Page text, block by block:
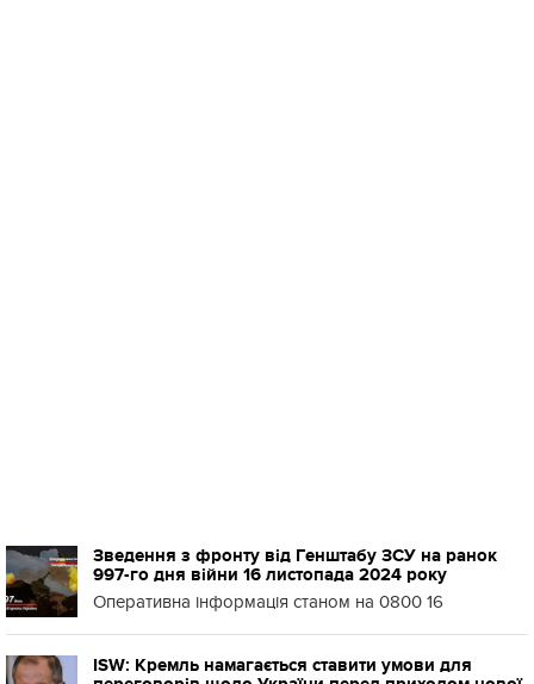
Зведення з фронту від Генштабу ЗСУ на ранок
997-го дня війни 16 листопада 2024 року
Оперативна інформація станом на 0800 16
ISW: Кремль намагається ставити умови для